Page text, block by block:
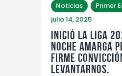
Noticias
Primer
julio 14, 2025
INICIÓ LA LIGA
Noche amarga
firme
levantarnos.